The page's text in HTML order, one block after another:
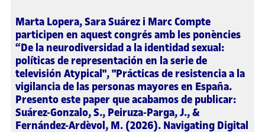
Marta Lopera, Sara Suárez i Marc Compte
participen en aquest congrés amb les ponències
“De la neurodiversidad a la identidad sexual:
políticas de representación en la serie de
televisión Atypical", "Prácticas de resistencia a la
vigilancia de las personas mayores en España.
Presento este paper que acabamos de publicar:
Suárez-Gonzalo, S., Peiruza-Parga, J., &
Fernández-Ardèvol, M. (2026). Navigating Digital